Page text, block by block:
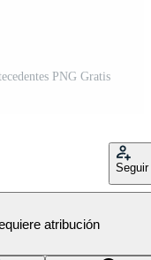
PNG Gratis
Seguir
atribución